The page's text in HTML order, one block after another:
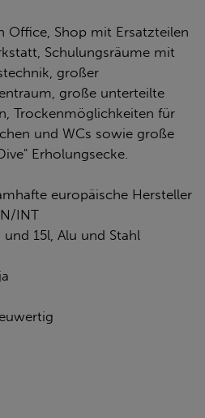
Office, Shop mit Ersatzteilen
Schulungsräume mit
großer
große unterteilte
Trockenmöglichkeiten für
und WCs sowie große
Erholungsecke.
europäische Hersteller
INT
15l, Alu und Stahl